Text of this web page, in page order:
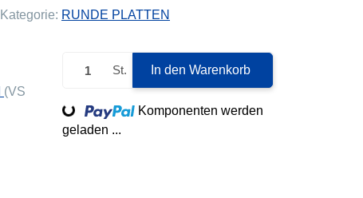
Kategorie: RUNDE PLATTEN
(VS
St. In den Warenkorb
Loading...
Komponenten werden
geladen ...